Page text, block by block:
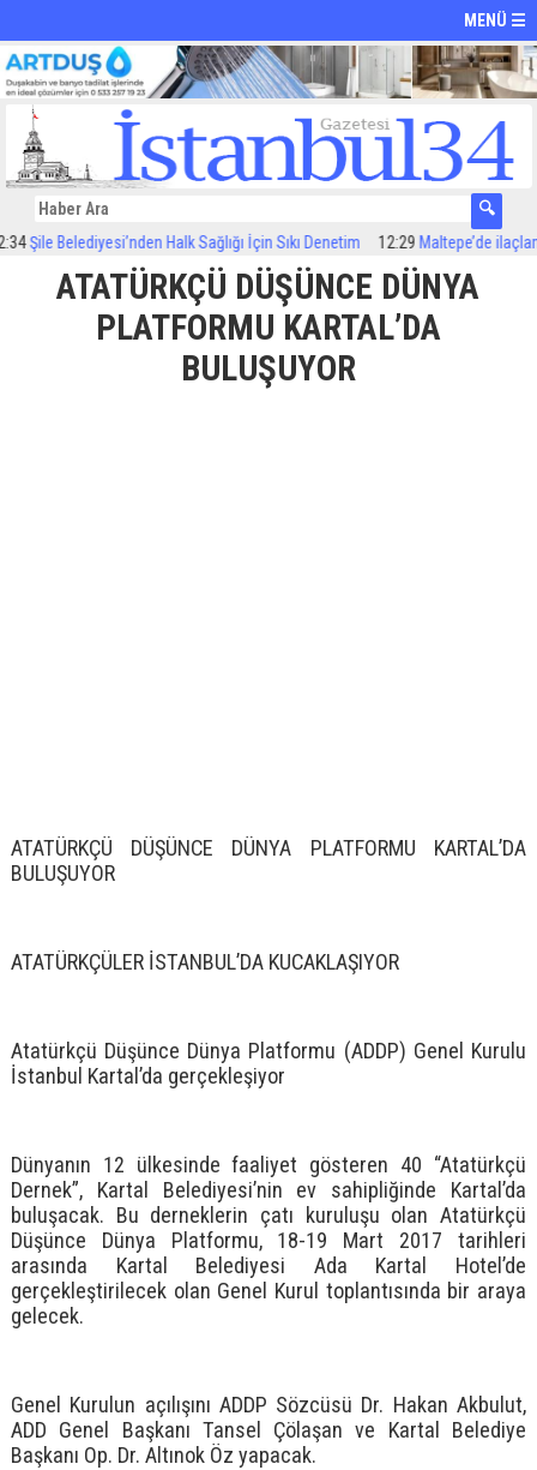
MENÜ ☰
Belediyesi’nden Halk Sağlığı İçin Sıkı Denetim 12:29 Maltepe’de ilaçlama
ATATÜRKÇÜ DÜŞÜNCE DÜNYA
PLATFORMU KARTAL’DA
BULUŞUYOR
ATATÜRKÇÜ DÜŞÜNCE DÜNYA PLATFORMU KARTAL’DA
BULUŞUYOR
ATATÜRKÇÜLER İSTANBUL’DA KUCAKLAŞIYOR
Atatürkçü Düşünce Dünya Platformu (ADDP) Genel Kurulu
İstanbul Kartal’da gerçekleşiyor
Dünyanın 12 ülkesinde faaliyet gösteren 40 “Atatürkçü
Dernek”, Kartal Belediyesi’nin ev sahipliğinde Kartal’da
buluşacak. Bu derneklerin çatı kuruluşu olan Atatürkçü
Düşünce Dünya Platformu, 18-19 Mart 2017 tarihleri
arasında Kartal Belediyesi Ada Kartal Hotel’de
gerçekleştirilecek olan Genel Kurul toplantısında bir araya
gelecek.
Genel Kurulun açılışını ADDP Sözcüsü Dr. Hakan Akbulut,
ADD Genel Başkanı Tansel Çölaşan ve Kartal Belediye
Başkanı Op. Dr. Altınok Öz yapacak.